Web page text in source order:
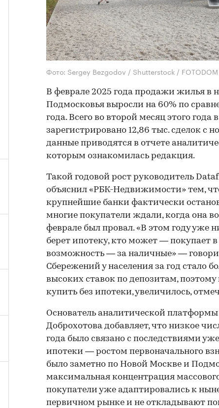
Фото: Sergey Bezgodov / Shutterstock / FOTODOM
В феврале 2025 года продажи жилья в
Подмосковья выросли на 60% по
года. Всего во второй месяц этого
зарегистрировано 12,86 тыс. сделок с
данные приводятся в отчете
которым ознакомилась редакция.
Такой годовой рост руководитель
объяснил «РБК-Недвижимости» тем,
крупнейшие банки фактически
многие покупатели ждали, когда она
феврале был провал. «В этом году уже
берет ипотеку, кто может — покупает в
возможность — за наличные» —
Сбережений у населения за год стало
высоких ставок по депозитам,
купить без ипотеки, увеличилось,
Основатель аналитической
Доброхотова добавляет, что низкое
года было связано с последствиями
ипотеки — ростом первоначального
было заметно по Новой Москве и
максимальная концентрация
покупатели уже адаптировались к
первичном рынке и не откладывают